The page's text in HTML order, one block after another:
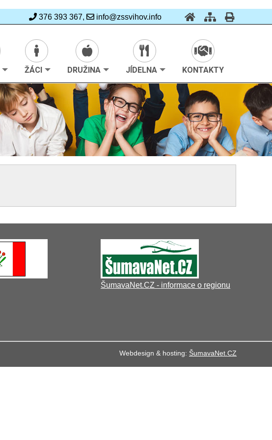
376 393 367,
info@zssvihov.info
ŽÁCI DRUŽINA JÍDELNA KONTAKTY
ŠumavaNet.CZ - informace o regionu
Webdesign & hosting: ŠumavaNet.CZ